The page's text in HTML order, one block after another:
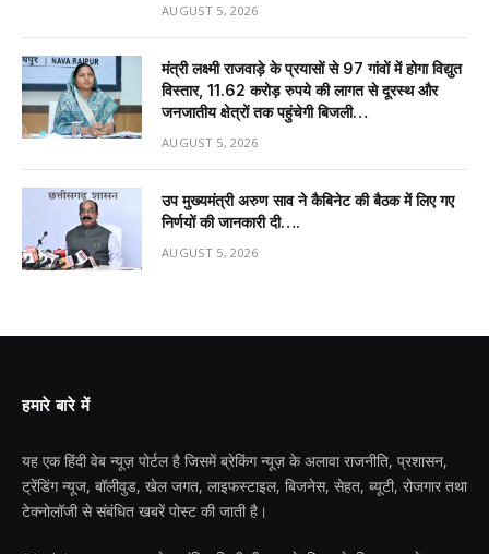
AUGUST 5, 2026
मंत्री लक्ष्मी राजवाड़े के प्रयासों से 97 गांवों में होगा विद्युत
विस्तार, 11.62 करोड़ रुपये की लागत से दूरस्थ और
जनजातीय क्षेत्रों तक पहुंचेगी बिजली…
AUGUST 5, 2026
उप मुख्यमंत्री अरुण साव ने कैबिनेट की बैठक में लिए गए
निर्णयों की जानकारी दी….
AUGUST 5, 2026
हमारे बारे में
यह एक हिंदी वेब न्यूज़ पोर्टल है जिसमें ब्रेकिंग न्यूज़ के अलावा राजनीति, प्रशासन,
ट्रेंडिंग न्यूज, बॉलीवुड, खेल जगत, लाइफस्टाइल, बिजनेस, सेहत, ब्यूटी, रोजगार तथा
टेक्नोलॉजी से संबंधित खबरें पोस्ट की जाती है।